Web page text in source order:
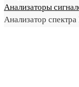
Анализаторы
Анализатор